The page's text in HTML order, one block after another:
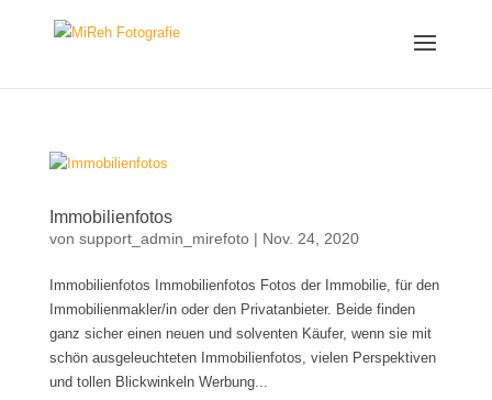
Immobilienfotos
von support_admin_mirefoto| Nov. 24, 2020
Immobilienfotos Immobilienfotos Fotos der Immobilie, für den
Immobilienmakler/in oder den Privatanbieter. Beide finden
ganz sicher einen neuen und solventen Käufer, wenn sie mit
schön ausgeleuchteten Immobilienfotos, vielen Perspektiven
und tollen Blickwinkeln Werbung...